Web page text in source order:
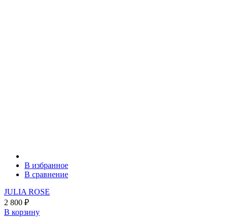
В избранное
В сравнение
JULIA ROSE
2 800 ₽
В корзину